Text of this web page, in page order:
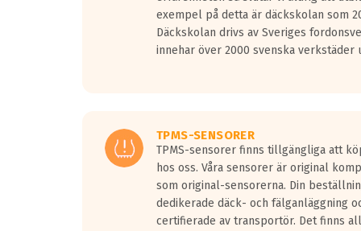
Vid körning i över 50km/h brukar
På däckmärkningen kommer det finnas en
medans de vita vågorna påvisar om det är ett tyst
Ett däck med tre svarta vågor uppnår de
exempel på detta är däckskolan som
Däckskolan drivs av Sveriges
innehar över 2000 svenska verkstäder
TPMS-SENSORER
TPMS-sensorer finns tillgängliga att
hos oss. Våra sensorer är original
som original-sensorerna. Din
dedikerade däck- och fälganläggning
certifierade av transportör. Det finns